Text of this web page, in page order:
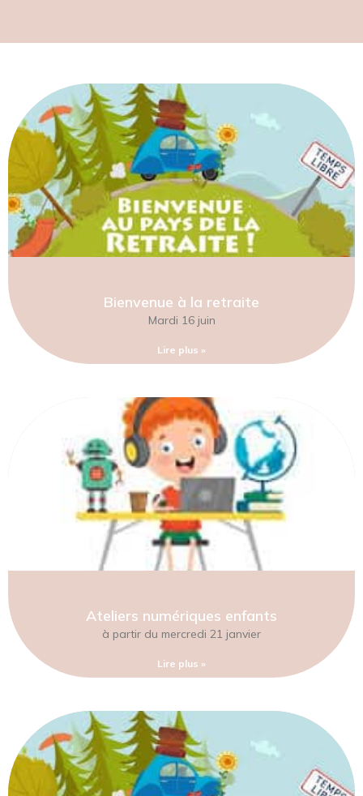
Bienvenue à la retraite
Mardi 16 juin
Lire plus »
Ateliers numériques enfants
à partir du mercredi 21 janvier
Lire plus »